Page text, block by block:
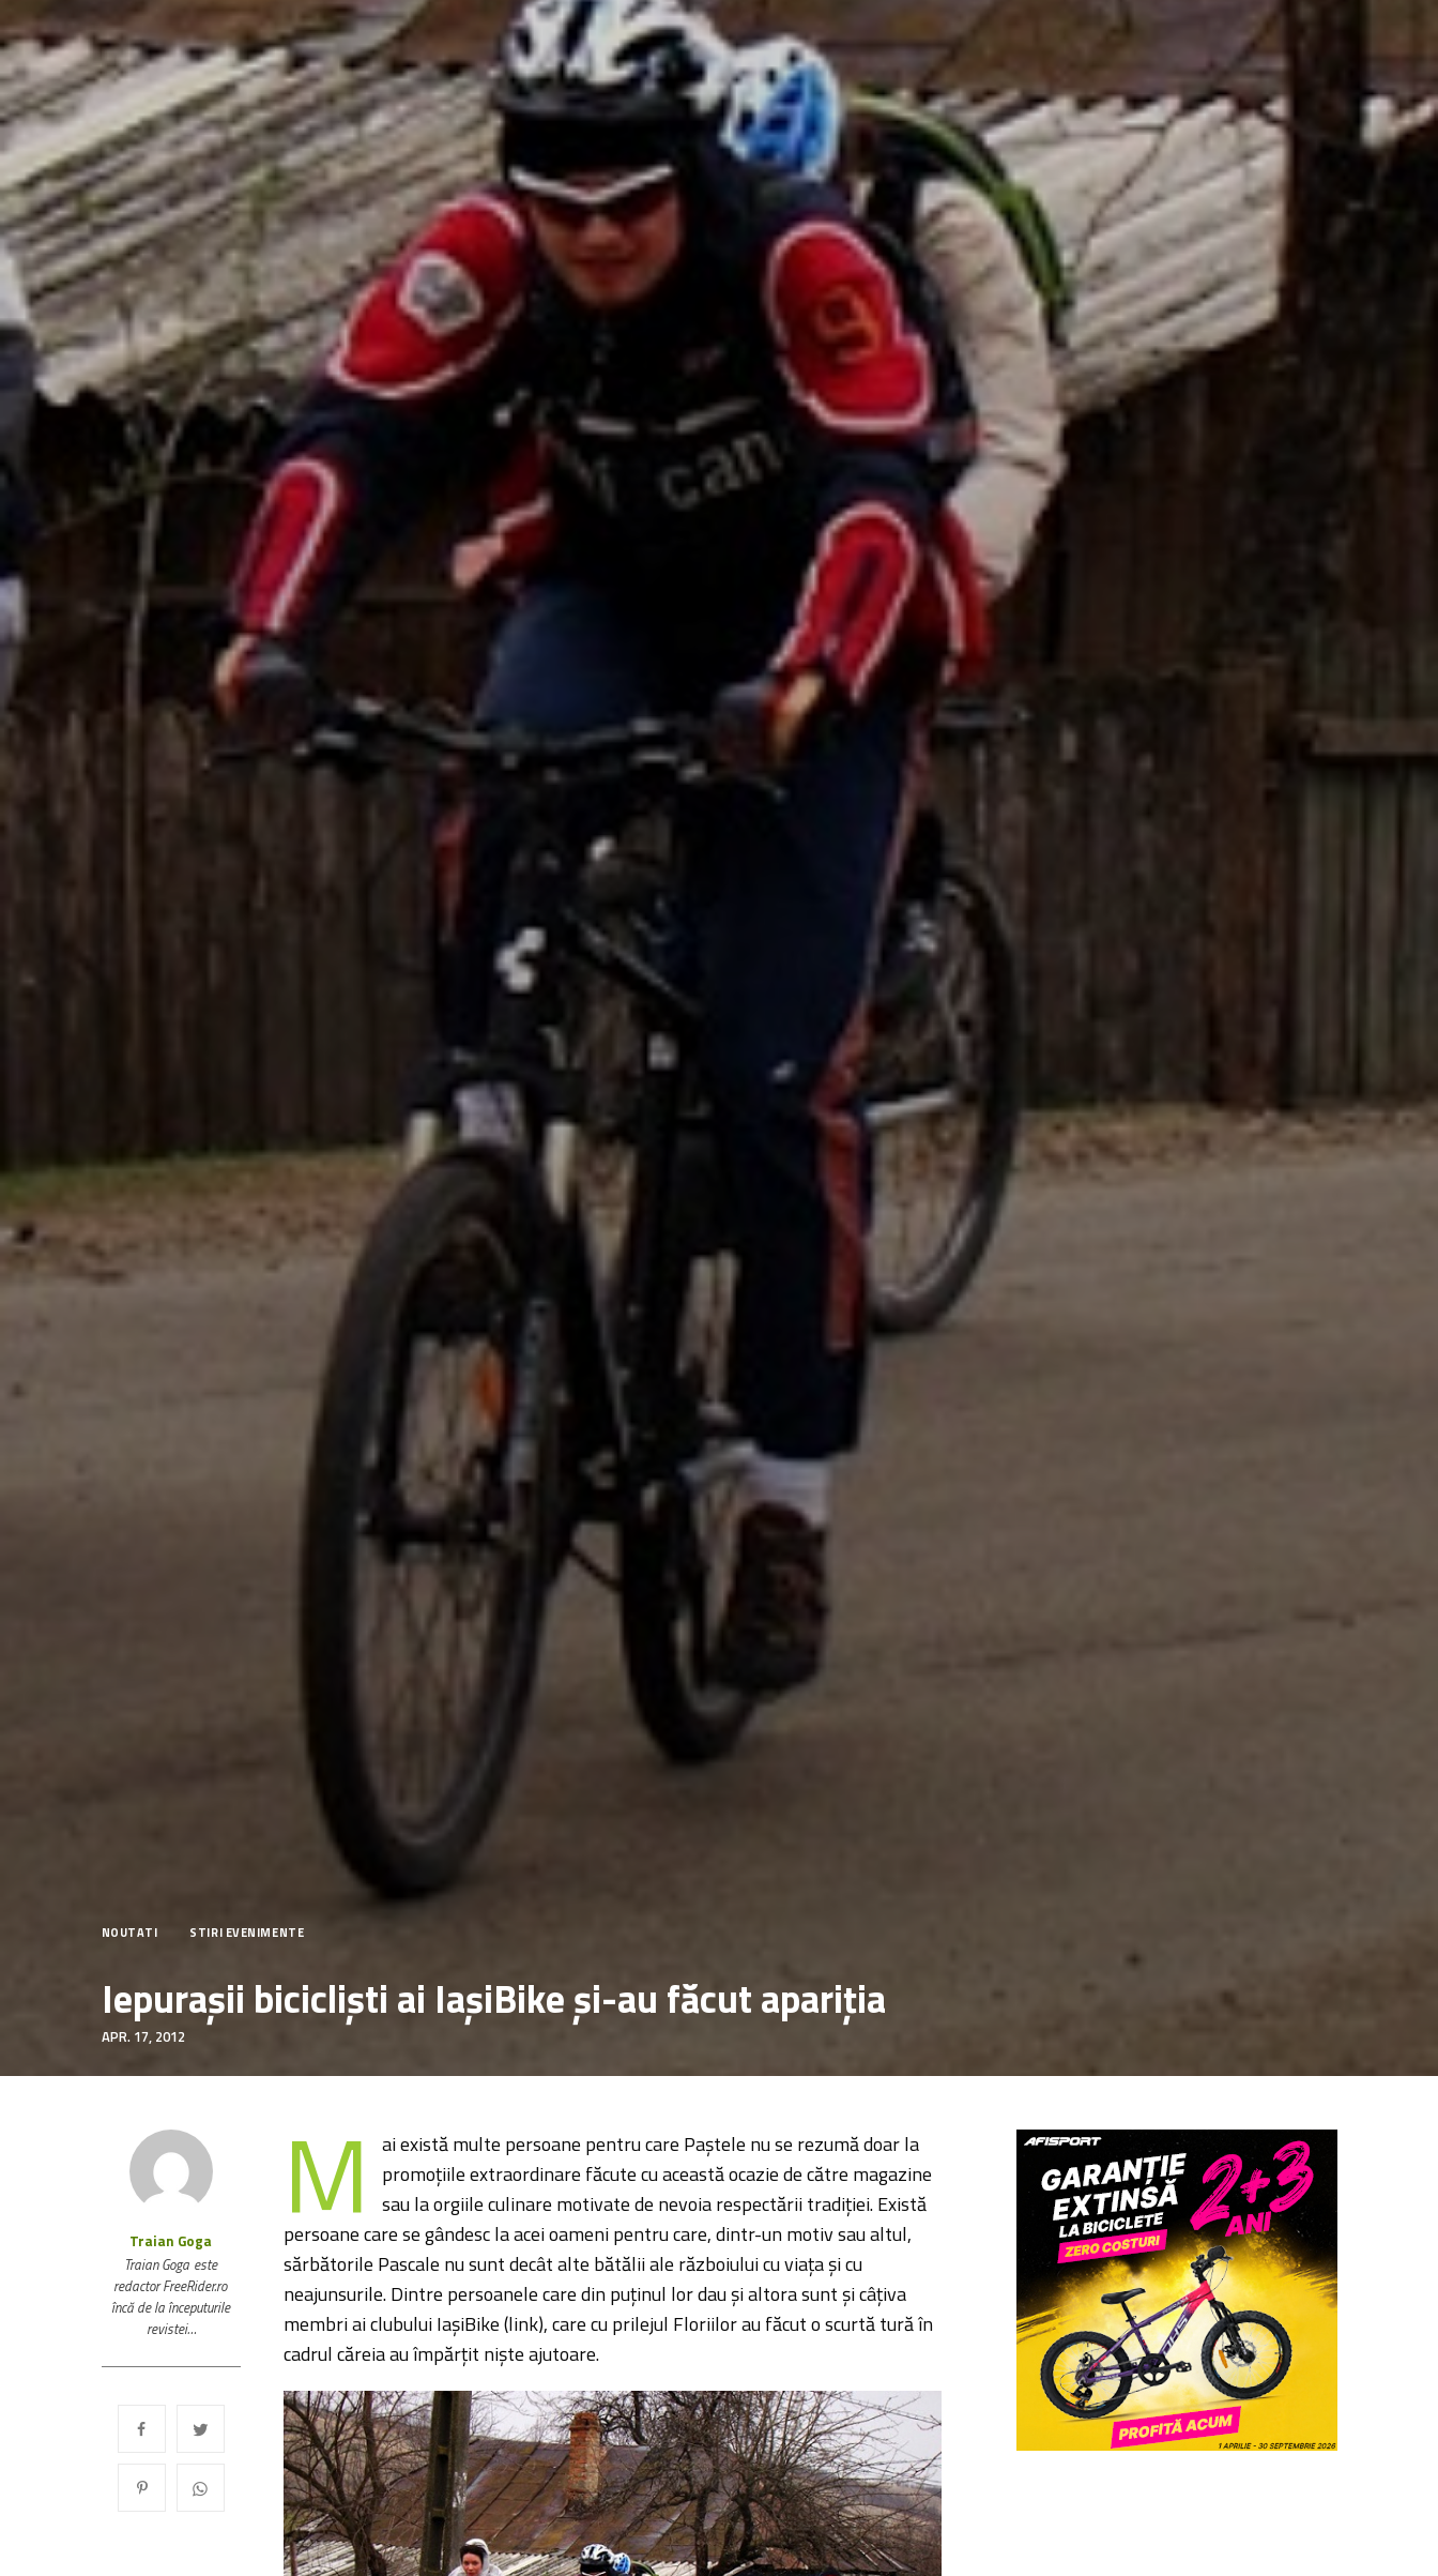
NOUTATI STIRI EVENIMENTE
Iepurașii bicicliști ai IașiBike și-au făcut apariția
APR. 17, 2012
Traian Goga
Traian Goga este
redactor FreeRider.ro
încă de la începuturile
revistei…
M
ai există multe persoane pentru care Paștele nu se rezumă doar la
promoțiile extraordinare făcute cu această ocazie de către magazine
sau la orgiile culinare motivate de nevoia respectării tradiției. Există
persoane care se gândesc la acei oameni pentru care, dintr-un motiv sau altul,
sărbătorile Pascale nu sunt decât alte bătălii ale războiului cu viața și cu
neajunsurile. Dintre persoanele care din puținul lor dau și altora sunt și câțiva
membri ai clubului IașiBike (link), care cu prilejul Floriilor au făcut o scurtă tură în
cadrul căreia au împărțit niște ajutoare.